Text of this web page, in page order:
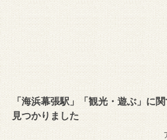
「海浜幕張駅」「観光・遊ぶ」に
見つかりました